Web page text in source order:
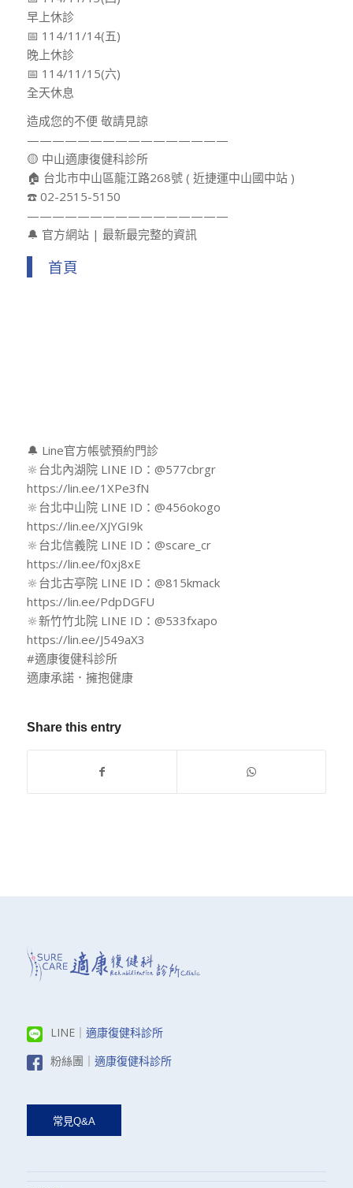
早上休診
📅 114/11/14(五)
晚上休診
📅 114/11/15(六)
全天休息
造成您的不便 敬請見諒
————————————————
🟡 中山適康復健科診所
🏠 台北市中山區龍江路268號 ( 近捷運中山國中站 )
☎️ 02-2515-5150
————————————————
🔔 官方網站 | 最新最完整的資訊
首頁
🔔 Line官方帳號預約門診
🔆台北內湖院 LINE ID：@577cbrgr
https://lin.ee/1XPe3fN
🔆台北中山院 LINE ID：@456okogo
https://lin.ee/XJYGI9k
🔆台北信義院 LINE ID：@scare_cr
https://lin.ee/f0xj8xE
🔆台北古亭院 LINE ID：@815kmack
https://lin.ee/PdpDGFU
🔆新竹竹北院 LINE ID：@533fxapo
https://lin.ee/J549aX3
#適康復健科診所
適康承諾．擁抱健康
Share this entry
LINE｜ 適康復健科診所
粉絲團｜ 適康復健科診所